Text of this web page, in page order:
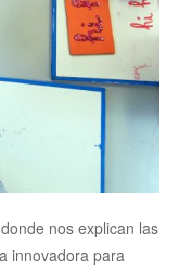
nos explican las
innovadora para